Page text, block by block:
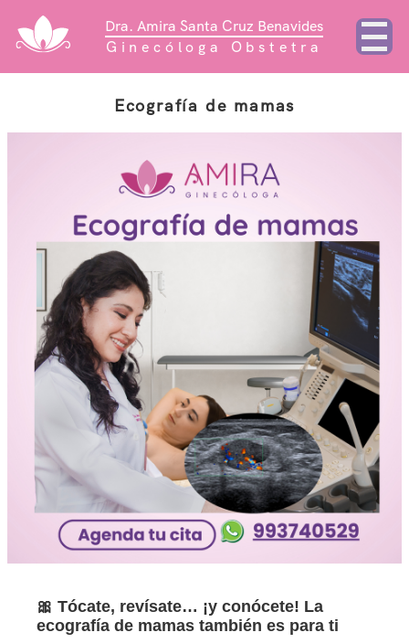
Dra. Amira Santa Cruz Benavides
Ginecóloga Obstetra
Ecografía de mamas
🎀 Tócate, revísate… ¡y conócete! La
ecografía de mamas también es para ti